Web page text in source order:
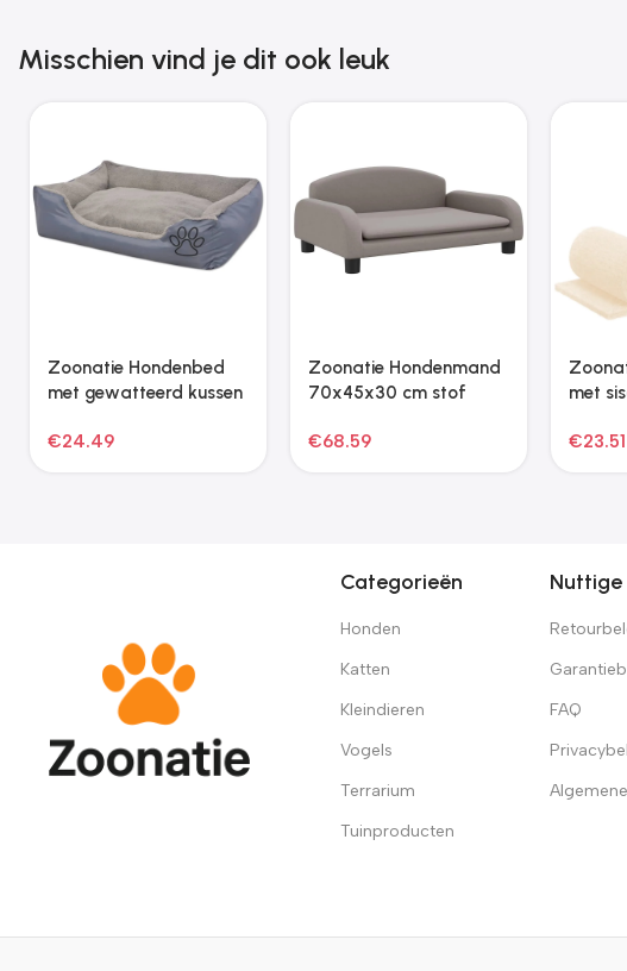
Misschien vind je dit ook leuk
Zoonatie Hondenkennel
36 m² staal zwart
€393.95
Zoonatie Hondenmand
90x53x30 cm kunstleer
€82.31
met
€
Categorieën
Honden
Katten
Kleindieren
Vogels
Terrarium
Tuinproducten
Nuttige
FAQ